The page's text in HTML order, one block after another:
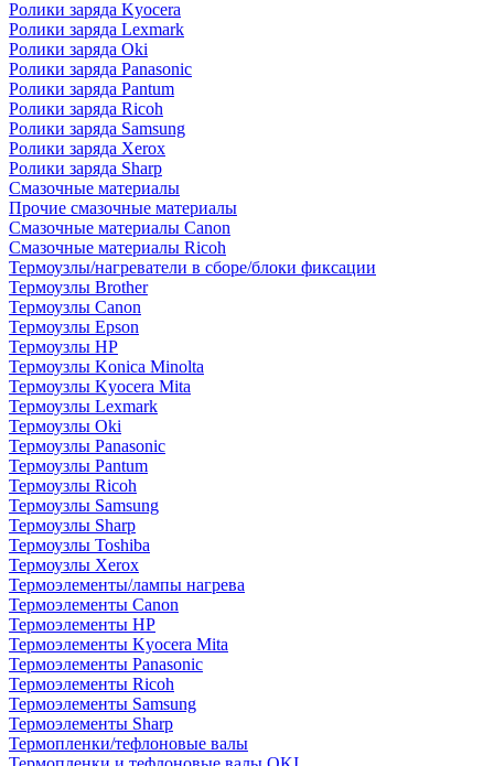
Ролики заряда Kyocera
Ролики заряда Lexmark
Ролики заряда Oki
Ролики заряда Panasonic
Ролики заряда Pantum
Ролики заряда Ricoh
Ролики заряда Samsung
Ролики заряда Xerox
Ролики заряда Sharp
Смазочные материалы
Прочие смазочные материалы
Смазочные материалы Canon
Смазочные материалы Ricoh
Термоузлы/нагреватели в сборе/блоки фиксации
Термоузлы Brother
Термоузлы Canon
Термоузлы Epson
Термоузлы HP
Термоузлы Konica Minolta
Термоузлы Kyocera Mita
Термоузлы Lexmark
Термоузлы Oki
Термоузлы Panasonic
Термоузлы Pantum
Термоузлы Ricoh
Термоузлы Samsung
Термоузлы Sharp
Термоузлы Toshiba
Термоузлы Xerox
Термоэлементы/лампы нагрева
Термоэлементы Canon
Термоэлементы HP
Термоэлементы Kyocera Mita
Термоэлементы Panasonic
Термоэлементы Ricoh
Термоэлементы Samsung
Термоэлементы Sharp
Термопленки/тефлоновые валы